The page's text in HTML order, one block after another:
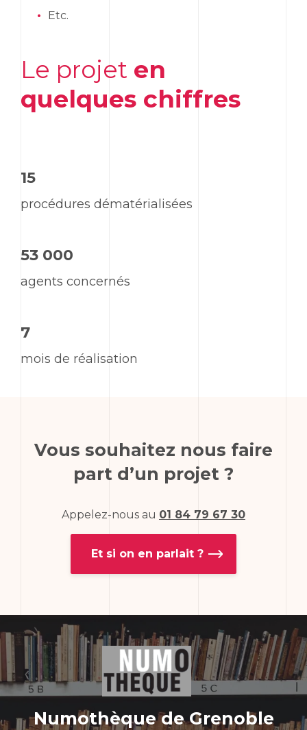
Etc.
Le projet en
quelques chiffres
15
procédures dématérialisées
53 000
agents concernés
7
mois de réalisation
Vous souhaitez nous faire
part d’un projet ?
Appelez-nous au 01 84 79 67 30
Et si on en parlait ?
Numothèque de Grenoble